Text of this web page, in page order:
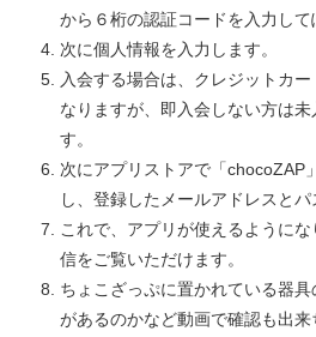
から６桁の認証コードを入力して
次に個人情報を入力します。
入会する場合は、クレジットカ
なりますが、即入会しない方は
す。
次にアプリストアで「chocoZAP
し、登録したメールアドレスとパ
これで、アプリが使えるように
信をご覧いただけます。
ちょこざっぷに置かれている器
があるのかなど動画で確認も出来